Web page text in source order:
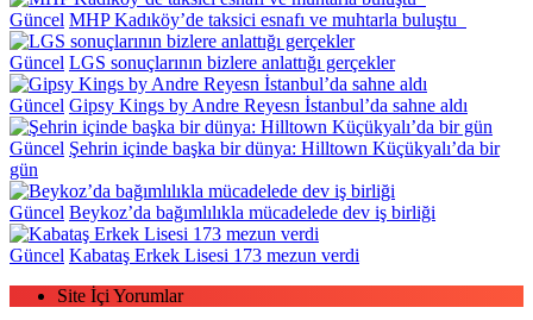
Güncel MHP Kadıköy’de taksici esnafı ve muhtarla buluştu
Güncel LGS sonuçlarının bizlere anlattığı gerçekler
Güncel Gipsy Kings by Andre Reyesn İstanbul’da sahne aldı
Güncel Şehrin içinde başka bir dünya: Hilltown Küçükyalı’da bir
gün
Güncel Beykoz’da bağımlılıkla mücadelede dev iş birliği
Güncel Kabataş Erkek Lisesi 173 mezun verdi
Site İçi Yorumlar